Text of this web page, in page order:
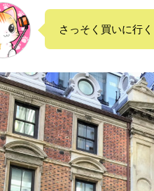
さっそく買いに行